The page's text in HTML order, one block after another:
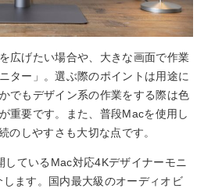
広げたい場合や、大きな画面で作業
ター」。選ぶ際のポイントは用途に
でもデザイン系の作業をする際は色
重要です。また、普段Macを使用し
のしやすさも大切な点です。
しているMac対応4Kデザイナーモニ
ます。国内最大級のオーディオビ